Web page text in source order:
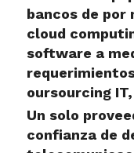
bancos de por
cloud
software a
oursourcing
Un solo
confianza de